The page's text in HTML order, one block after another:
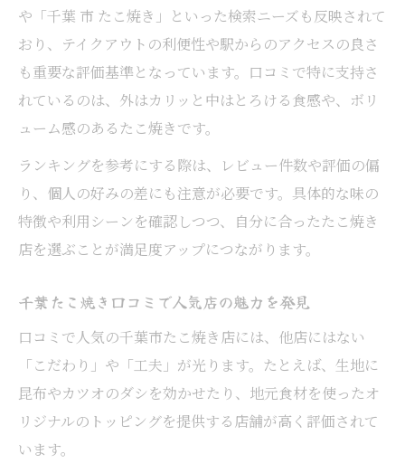
や「千葉 市 たこ焼き」といった検索ニーズも反映されて
おり、テイクアウトの利便性や駅からのアクセスの良さ
も重要な評価基準となっています。口コミで特に支持さ
れているのは、外はカリッと中はとろける食感や、ボリ
ューム感のあるたこ焼きです。
ランキングを参考にする際は、レビュー件数や評価の偏
り、個人の好みの差にも注意が必要です。具体的な味の
特徴や利用シーンを確認しつつ、自分に合ったたこ焼き
店を選ぶことが満足度アップにつながります。
千葉たこ焼き口コミで人気店の魅力を発見
口コミで人気の千葉市たこ焼き店には、他店にはない
「こだわり」や「工夫」が光ります。たとえば、生地に
昆布やカツオのダシを効かせたり、地元食材を使ったオ
リジナルのトッピングを提供する店舗が高く評価されて
います。